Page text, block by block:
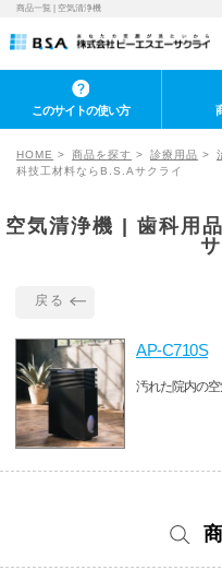
商品一覧 | 空気清浄機
このサイトの使い方
HOME 商品を探す 診療用品
科技工材料ならB.S.Aサクライ
空気清浄機 | 歯科用
戻る
AP-C710S
汚れた院内の